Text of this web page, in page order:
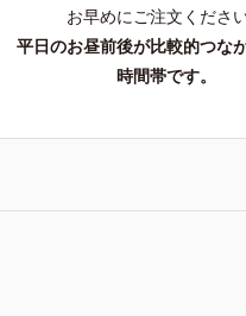
お早めにご注文ください
平日のお昼前後が比較的つな
時間帯です。